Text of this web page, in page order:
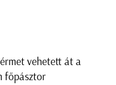
vehetett át a
főpásztor